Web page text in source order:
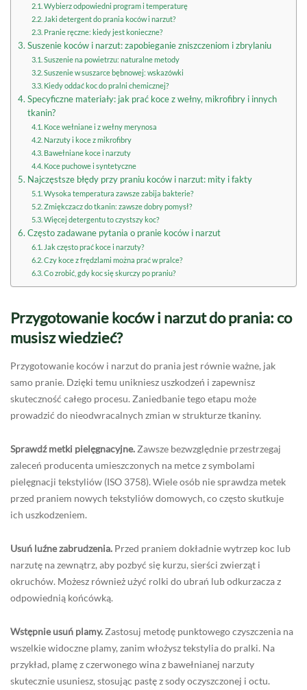
Wybierz odpowiedni program i temperaturę
Jaki detergent do prania koców i narzut?
Pranie ręczne: kiedy jest konieczne?
Suszenie koców i narzut: zapobieganie zniszczeniom i zbrylaniu
Suszenie na powietrzu: naturalne metody
Suszenie w suszarce bębnowej: wskazówki
Kiedy oddać koc do pralni chemicznej?
Specyficzne materiały: jak prać koce z wełny, mikrofibry i innych
tkanin?
Koce wełniane i z wełny merynosa
Narzuty i koce z mikrofibry
Bawełniane koce i narzuty
Koce puchowe i syntetyczne
Najczęstsze błędy przy praniu koców i narzut: mity i fakty
Wysoka temperatura zawsze zabija bakterie?
Zmiękczacz do tkanin: zawsze dobry pomysł?
Więcej detergentu to czystszy koc?
Często zadawane pytania o pranie koców i narzut
Jak często prać koce i narzuty?
Czy koce z frędzlami można prać w pralce?
Co zrobić, gdy koc się skurczy po praniu?
Przygotowanie koców i narzut do prania: co
musisz wiedzieć?
Przygotowanie koców i narzut do prania jest równie ważne, jak
samo pranie. Dzięki temu unikniesz uszkodzeń i zapewnisz
skuteczność całego procesu. Zaniedbanie tego etapu może
prowadzić do nieodwracalnych zmian w strukturze tkaniny.
Sprawdź metki pielęgnacyjne. Zawsze bezwzględnie przestrzegaj
zaleceń producenta umieszczonych na metce z symbolami
pielęgnacji tekstyliów (ISO 3758). Wiele osób nie sprawdza metek
przed praniem nowych tekstyliów domowych, co często skutkuje
ich uszkodzeniem.
Usuń luźne zabrudzenia. Przed praniem dokładnie wytrzep koc lub
narzutę na zewnątrz, aby pozbyć się kurzu, sierści zwierząt i
okruchów. Możesz również użyć rolki do ubrań lub odkurzacza z
odpowiednią końcówką.
Wstępnie usuń plamy. Zastosuj metodę punktowego czyszczenia na
wszelkie widoczne plamy, zanim włożysz tekstylia do pralki. Na
przykład, plamę z czerwonego wina z bawełnianej narzuty
skutecznie usuniesz, stosując pastę z sody oczyszczonej i octu.